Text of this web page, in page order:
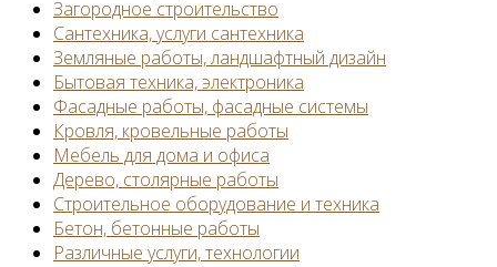
Загородное строительство
Сантехника, услуги сантехника
Земляные работы, ландшафтный дизайн
Бытовая техника, электроника
Фасадные работы, фасадные системы
Кровля, кровельные работы
Мебель для дома и офиса
Дерево, столярные работы
Строительное оборудование и техника
Бетон, бетонные работы
Различные услуги, технологии